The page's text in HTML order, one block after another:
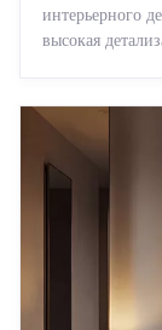
интерьерного
высокая